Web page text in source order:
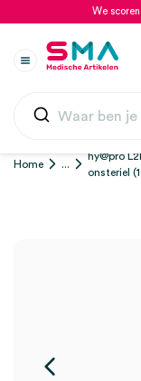
We
Home ...
hy@pro
onsteriel